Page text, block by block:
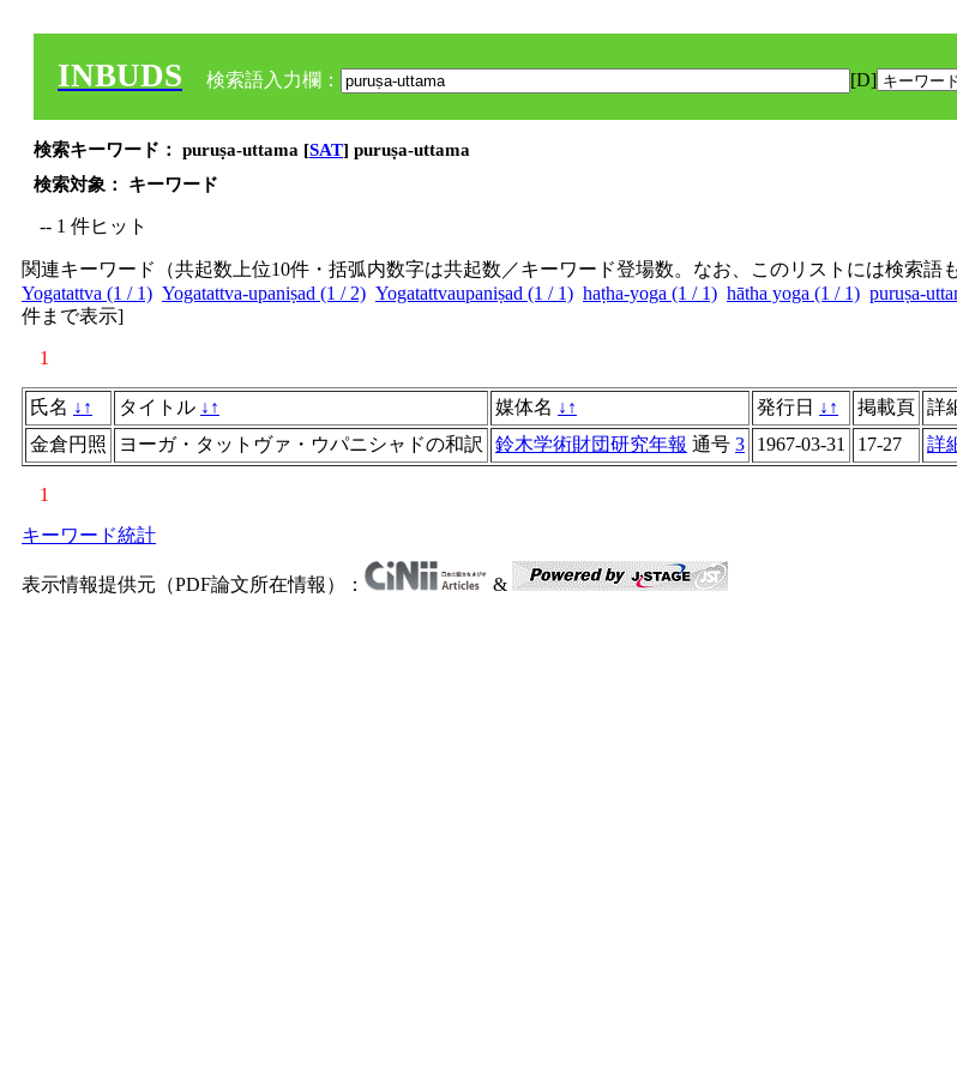
INBUDS 検索語入力欄： [D]
検索キーワード： puruṣa-uttama [SAT] puruṣa-uttama
検索対象： キーワード
-- 1 件ヒット
関連キーワード（共起数上位10件・括弧内数字は共起数／キーワード登場数。なお、このリストには検索語
Yogatattva (1 / 1) Yogatattva-upaniṣad (1 / 2) Yogatattvaupaniṣad (1 / 1) haṭha-yoga (1 / 1) hātha yoga (1 / 1) puruṣa-
件まで表示]
1
氏名 ↓ ↑ タイトル ↓ ↑ 媒体名 ↓ ↑ 発行日 ↓ ↑ 掲載頁 詳
金倉円照
ヨーガ・タットヴァ・ウパニシャドの和訳 鈴木学術財団研究年報 通号 3 1967-03-31 17-27 詳
1
キーワード統計
表示情報提供元（PDF論文所在情報）： &